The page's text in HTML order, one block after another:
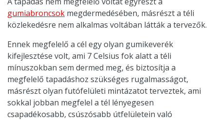
gumiabroncsok megdermedésében, másrészt a téli
közlekedésre nem alkalmas voltában látták a tervezők.
Ennek megfelelő a cél egy olyan gumikeverék
kifejlesztése volt, ami 7 Celsius fok alatt a téli
mínuszokban sem dermed meg, és biztosítja a
megfelelő tapadáshoz szükséges rugalmasságot,
másrészt olyan futófelületi mintázatot terveztek, ami
sokkal jobban megfelel a tél lényegesen
csapadékosabb, csúszósabb útfelületein való